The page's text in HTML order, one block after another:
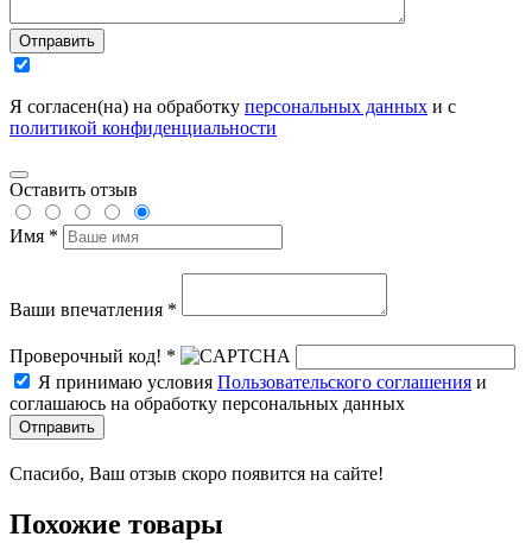
Отправить
Я согласен(на) на обработку персональных данных и с
политикой конфиденциальности
Оставить отзыв
Имя *
Ваши впечатления *
Проверочный код! *
Я принимаю условия Пользовательского соглашения и
соглашаюсь на обработку персональных данных
Отправить
Спасибо, Ваш отзыв скоро появится на сайте!
Похожие товары